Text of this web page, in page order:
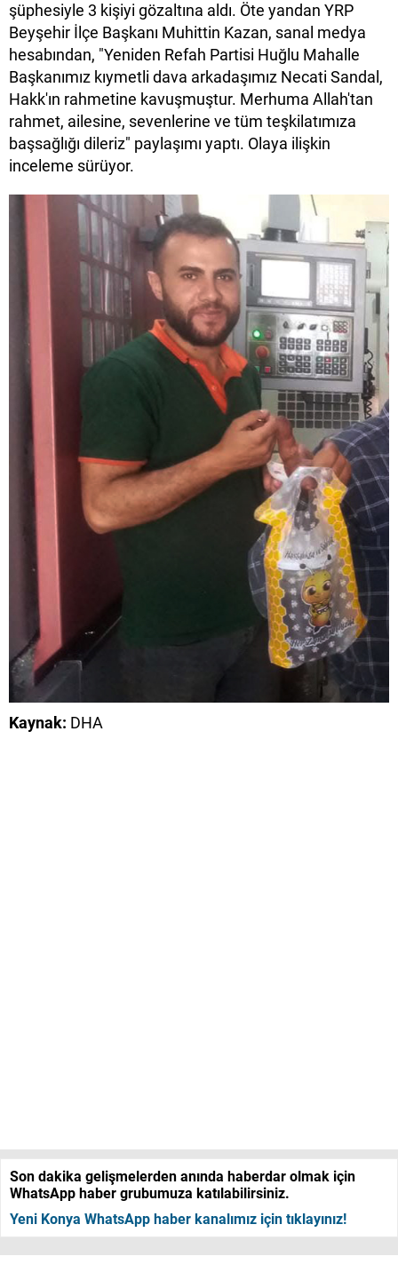
şüphesiyle 3 kişiyi gözaltına aldı. Öte yandan YRP
Beyşehir İlçe Başkanı Muhittin Kazan, sanal medya
hesabından, "Yeniden Refah Partisi Huğlu Mahalle
Başkanımız kıymetli dava arkadaşımız Necati Sandal,
Hakk'ın rahmetine kavuşmuştur. Merhuma Allah'tan
rahmet, ailesine, sevenlerine ve tüm teşkilatımıza
başsağlığı dileriz" paylaşımı yaptı. Olaya ilişkin
inceleme sürüyor.
Kaynak: DHA
Son dakika gelişmelerden anında haberdar olmak için
WhatsApp haber grubumuza katılabilirsiniz.
Yeni Konya WhatsApp haber kanalımız için tıklayınız!